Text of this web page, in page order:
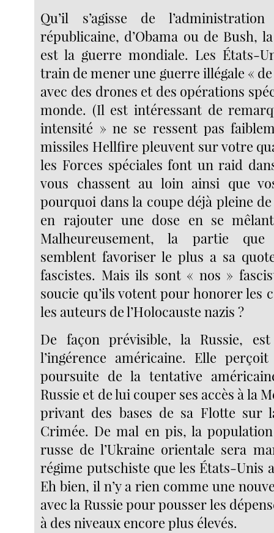
Qu’il s’agisse de
républicaine, d’Obama ou de Bush,
est la guerre mondiale. Les États-
train de mener une guerre illégale «
avec des drones et des opérations
monde. (Il est intéressant de
intensité » ne se ressent pas
missiles Hellfire pleuvent sur votre
les Forces spéciales font un raid
vous chassent au loin ainsi que
pourquoi dans la coupe déjà pleine
en rajouter une dose en se
Malheureusement, la partie
semblent favoriser le plus a sa
fascistes. Mais ils sont « nos »
soucie qu’ils votent pour honorer les
les auteurs de l’Holocauste nazis ?
De façon prévisible, la Russie,
l’ingérence américaine. Elle
poursuite de la tentative
Russie et de lui couper ses accès à la
privant des bases de sa Flotte sur
Crimée. De mal en pis, la
russe de l’Ukraine orientale sera
régime putschiste que les États-Unis
Eh bien, il n’y a rien comme une
avec la Russie pour pousser les
à des niveaux encore plus élevés.